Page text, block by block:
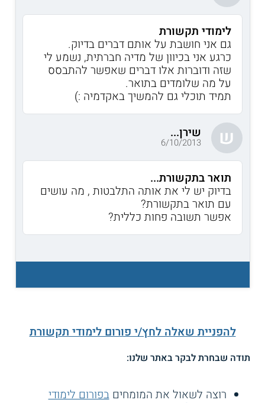
לימודי תקשורת
גם אני חושבת על אותם דברים בדיוק.
כרגע אני בכיוון של מדיה חברתית, נשמע לי
שזה ודוברות אלו דברים שאפשר להתבסס
על מה שלומדים בתואר.
תמיד תוכלי גם להמשיך באקדמיה :)
ש שירן...
6/10/2013
תואר בתקשורת...
בדיוק יש לי את אותה התלבטות , מה עושים
עם תואר בתקשורת?
אפשר תשובה פחות כללית?
להפניית שאלה לחץ/י פורום לימודי תקשורת
תודה שבחרת לבקר באתר שלנו:
רוצה לשאול את המומחיםבפורום לימודי